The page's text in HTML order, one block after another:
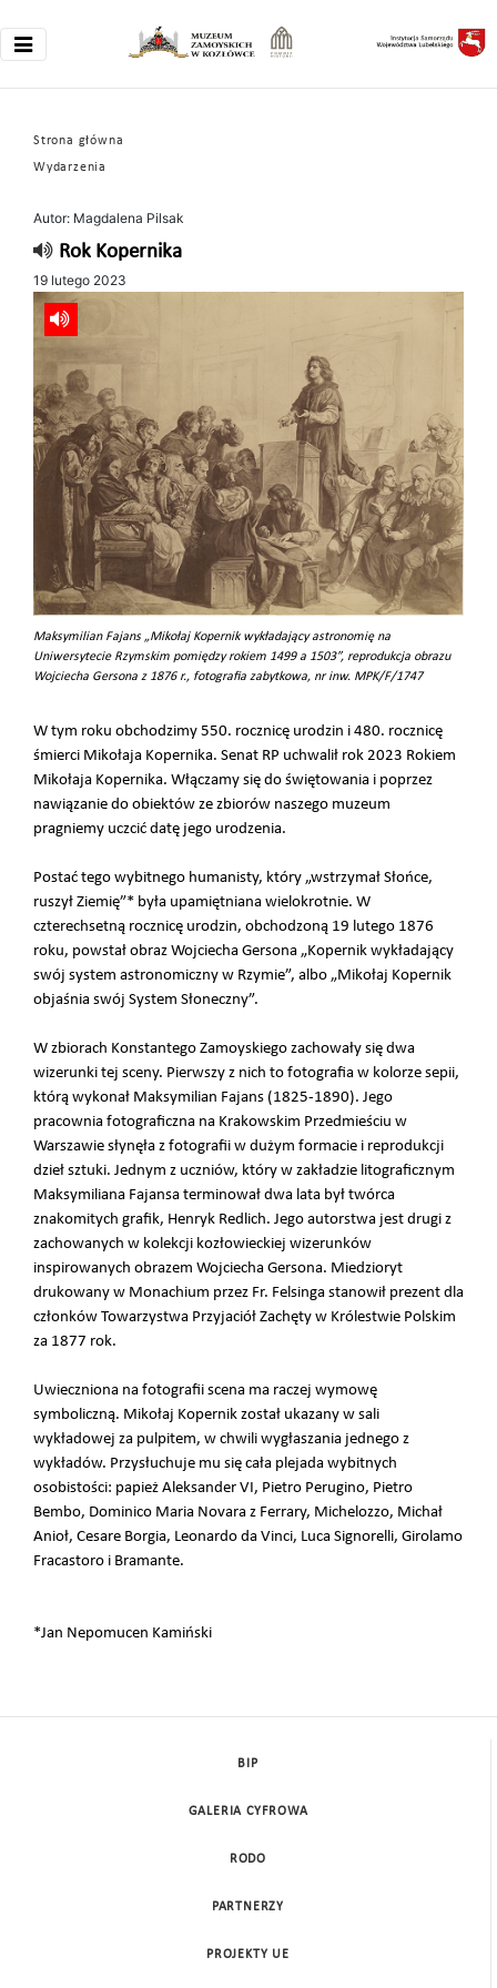
Strona główna
Wydarzenia
Autor: Magdalena Pilsak
Rok Kopernika
19 lutego 2023
Maksymilian Fajans „Mikołaj Kopernik wykładający astronomię na
Uniwersytecie Rzymskim pomiędzy rokiem 1499 a 1503”, reprodukcja obrazu
Wojciecha Gersona z 1876 r., fotografia zabytkowa, nr inw. MPK/F/1747
W tym roku obchodzimy 550. rocznicę urodzin i 480. rocznicę
śmierci Mikołaja Kopernika. Senat RP uchwalił rok 2023 Rokiem
Mikołaja Kopernika. Włączamy się do świętowania i poprzez
nawiązanie do obiektów ze zbiorów naszego muzeum
pragniemy uczcić datę jego urodzenia.
Postać tego wybitnego humanisty, który „wstrzymał Słońce,
ruszył Ziemię”* była upamiętniana wielokrotnie. W
czterechsetną rocznicę urodzin, obchodzoną 19 lutego 1876
roku, powstał obraz Wojciecha Gersona „Kopernik wykładający
swój system astronomiczny w Rzymie”, albo „Mikołaj Kopernik
objaśnia swój System Słoneczny”.
W zbiorach Konstantego Zamoyskiego zachowały się dwa
wizerunki tej sceny. Pierwszy z nich to fotografia w kolorze sepii,
którą wykonał Maksymilian Fajans (1825-1890). Jego
pracownia fotograficzna na Krakowskim Przedmieściu w
Warszawie słynęła z fotografii w dużym formacie i reprodukcji
dzieł sztuki. Jednym z uczniów, który w zakładzie litograficznym
Maksymiliana Fajansa terminował dwa lata był twórca
znakomitych grafik, Henryk Redlich. Jego autorstwa jest drugi z
zachowanych w kolekcji kozłowieckiej wizerunków
inspirowanych obrazem Wojciecha Gersona. Miedzioryt
drukowany w Monachium przez Fr. Felsinga stanowił prezent dla
członków Towarzystwa Przyjaciół Zachęty w Królestwie Polskim
za 1877 rok.
Uwieczniona na fotografii scena ma raczej wymowę
symboliczną. Mikołaj Kopernik został ukazany w sali
wykładowej za pulpitem, w chwili wygłaszania jednego z
wykładów. Przysłuchuje mu się cała plejada wybitnych
osobistości: papież Aleksander VI, Pietro Perugino, Pietro
Bembo, Dominico Maria Novara z Ferrary, Michelozzo, Michał
Anioł, Cesare Borgia, Leonardo da Vinci, Luca Signorelli, Girolamo
Fracastoro i Bramante.
*Jan Nepomucen Kamiński
BIP
GALERIA CYFROWA
RODO
PARTNERZY
PROJEKTY UE